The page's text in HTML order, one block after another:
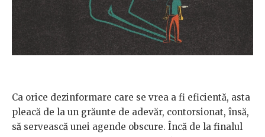
Ca orice dezinformare care se vrea a fi eficientă, asta
pleacă de la un grăunte de adevăr, contorsionat, însă,
să servească unei agende obscure. Încă de la finalul